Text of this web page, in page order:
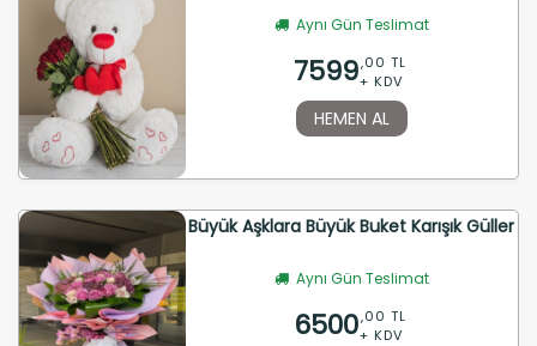
Aynı Gün Teslimat
7599,00 TL
+ KDV
HEMEN AL
Büyük Aşklara Büyük Buket Karışık Güller
Aynı Gün Teslimat
6500,00 TL
+ KDV